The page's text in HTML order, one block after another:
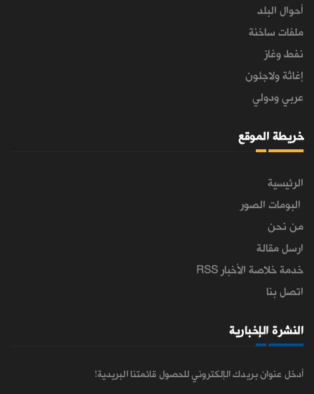
أحوال البلد
ملفات ساخنة
نفط وغاز
إغاثة ولاجئون
عربي ودولي
خريطة الموقع
الرئيسية
البومات الصور
من نحن
ارسل مقالة
خدمة خلاصة الأخبار RSS
اتصل بنا
النشرة الإخبارية
أدخل عنوان بريدك الإلكتروني للحصول قائمتنا البريدية!